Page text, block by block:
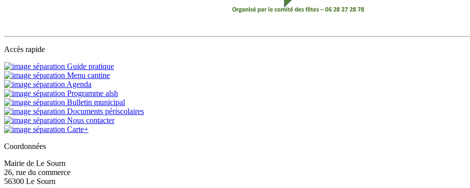
Accès rapide
Guide pratique
Menu cantine
Agenda
Programme alsh
Bulletin municipal
Documents périscolaires
Nous contacter
Carte+
Coordonnées
Mairie de Le Sourn
26, rue du commerce
56300 Le Sourn